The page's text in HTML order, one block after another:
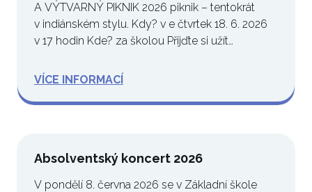
A VÝTVARNÝ PIKNIK 2026 piknik – tentokrát
v indiánském stylu. Kdy? v e čtvrtek 18. 6. 2026
v 17 hodin Kde? za školou Přijďte si užít…
VÍCE INFORMACÍ
Absolventský koncert 2026
V pondělí 8. června 2026 se v Základní škole